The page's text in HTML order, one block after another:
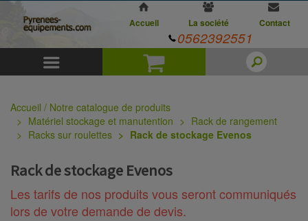
Panier
Accueil La société Contact
0562392551
Accueil / Notre catalogue de produits
Matériel stockage et manutention
Rack de rangement
Racks sur roulettes
Rack de stockage Evenos
Rack de stockage Evenos
Les tarifs de nos produits vous seront communiqués
lors de votre demande de devis.